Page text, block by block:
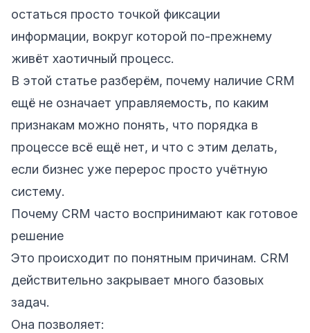
остаться просто точкой фиксации
информации, вокруг которой по-прежнему
живёт хаотичный процесс.
В этой статье разберём, почему наличие CRM
ещё не означает управляемость, по каким
признакам можно понять, что порядка в
процессе всё ещё нет, и что с этим делать,
если бизнес уже перерос просто учётную
систему.
Почему CRM часто воспринимают как готовое
решение
Это происходит по понятным причинам. CRM
действительно закрывает много базовых
задач.
Она позволяет: